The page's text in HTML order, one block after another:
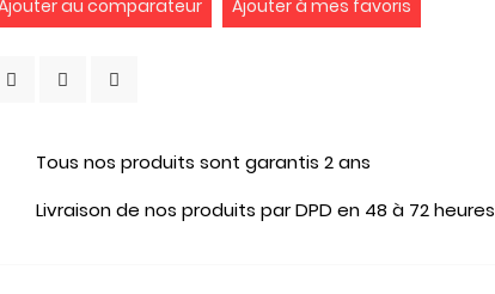
au comparateur Ajouter à mes favoris
Tous nos produits sont garantis 2 ans
Livraison de nos produits par DPD en 48 à 72 heures